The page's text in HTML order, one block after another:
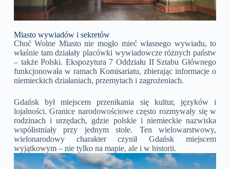
Miasto wywiadów i sekretów
Choć Wolne Miasto nie mogło mieć własnego wywiadu, to
właśnie tam działały placówki wywiadowcze różnych państw
– także Polski. Ekspozytura 7 Oddziału II Sztabu Głównego
funkcjonowała w ramach Komisariatu, zbierając informacje o
niemieckich działaniach, przemytach i zagrożeniach.
Gdańsk był miejscem przenikania się kultur, języków i
lojalności. Granice narodowościowe często rozmywały się w
rodzinach i urzędach, gdzie polskie i niemieckie nazwiska
współistniały przy jednym stole. Ten wielowarstwowy,
wielonarodowy charakter czynił Gdańsk miejscem
wyjątkowym – nie tylko na mapie, ale i w historii.